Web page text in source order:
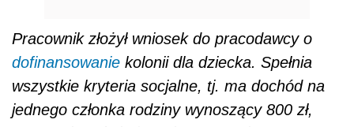
Pracownik złożył wniosek do pracodawcy o
dofinansowanie kolonii dla dziecka. Spełnia
wszystkie kryteria socjalne, tj. ma dochód na
jednego członka rodziny wynoszący 800 zł,